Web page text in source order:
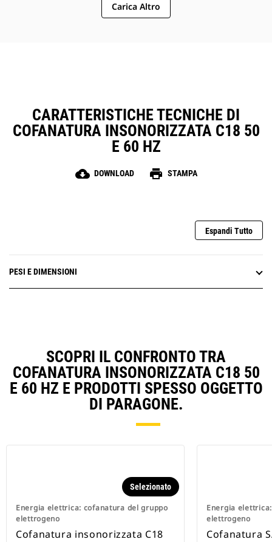
distanziatrice per garantire la sicurezza
Finestra di ispezione sul pannello di controllo
Carica Altro
CARATTERISTICHE TECNICHE DI
COFANATURA INSONORIZZATA C18 50
E 60 HZ
cloud_download DOWNLOAD print STAMPA
Espandi Tutto
PESI E DIMENSIONI
SCOPRI IL CONFRONTO TRA
COFANATURA INSONORIZZATA C18 50
E 60 HZ E PRODOTTI SPESSO OGGETTO
DI PARAGONE.
Energia elettrica: cofanatura del gruppo
elettrogeno
Selezionato
Cofanatura insonorizzata C18
Energia
elettrogeno
Cofanatura